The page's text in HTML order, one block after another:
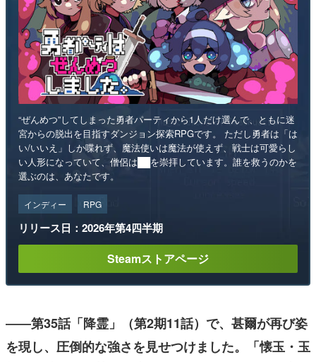
“ぜんめつ”してしまった勇者パーティから1人だけ選んで、ともに迷
宮からの脱出を目指すダンジョン探索RPGです。 ただし勇者は「は
い/いいえ」しか喋れず、魔法使いは魔法が使えず、戦士は可愛らし
い人形になっていて、僧侶は██を崇拝しています。誰を救うのかを
選ぶのは、あなたです。
インディー RPG
リリース日：2026年第4四半期
Steamストアページ
――第35話「降霊」（第2期11話）で、甚爾が再び姿
を現し、圧倒的な強さを見せつけました。「懐玉・玉